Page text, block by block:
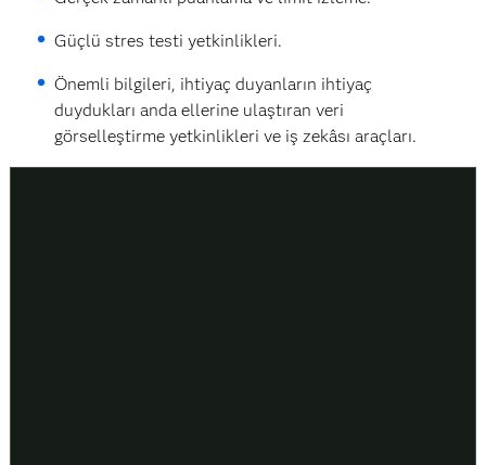
Güçlü stres testi yetkinlikleri.
Önemli bilgileri, ihtiyaç duyanların ihtiyaç
duydukları anda ellerine ulaştıran veri
görselleştirme yetkinlikleri ve iş zekâsı araçları.